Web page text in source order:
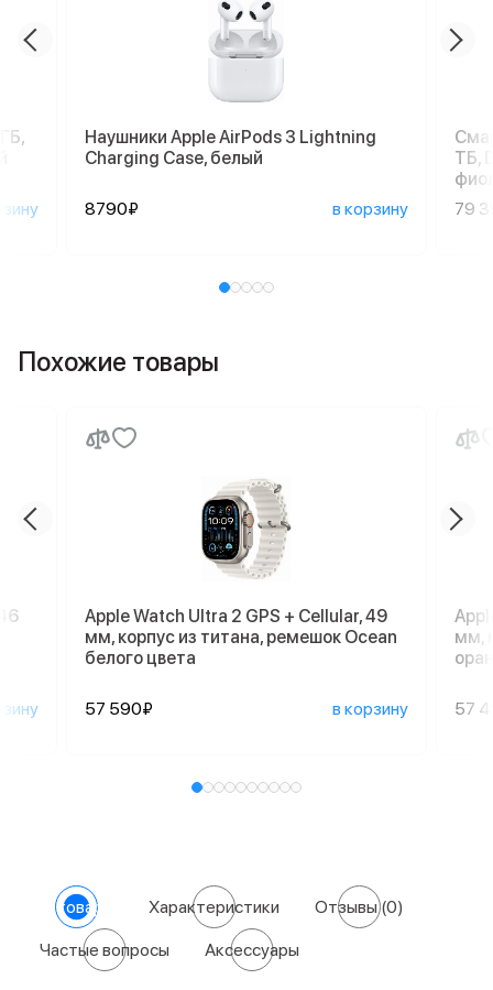
Наушники Apple AirPods 3 Lightning
Charging Case, белый
8790₽ в корзину
ТБ,
79
Похожие товары
Apple Watch Ultra 2 GPS + Cellular, 49
мм, корпус из титана, ремешок Ocean
белого цвета
57 590₽ в корзину
мм,
57
О товаре Характеристики Отзывы(0)
Частые вопросы Аксессуары